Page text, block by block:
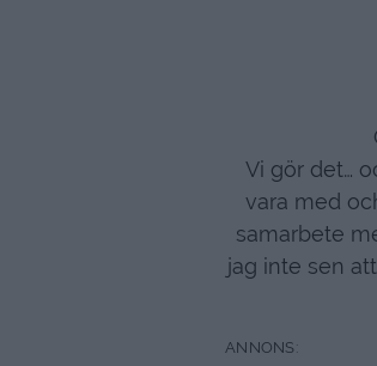
Vi gör det…
vara med
samarbete
jag inte sen